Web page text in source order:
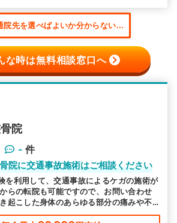
院先を選べばよいか分からない...
な時は無料相談窓口へ
院
- 件
院に交通事故施術はご相談ください
を利用して、交通事故によるケガの施術が
らの転院も可能ですので、お問い合わせ
起こした身体のあらゆる部分の痛みや不
ださい。